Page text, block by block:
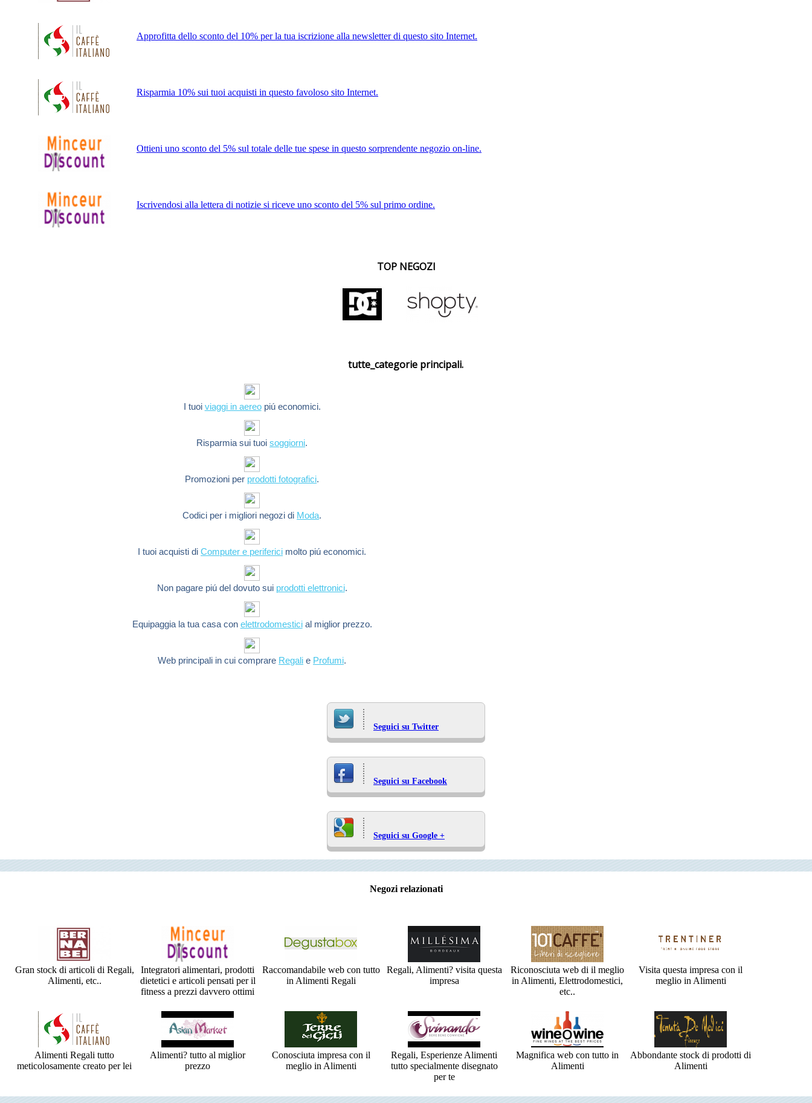
Approfitta dello sconto del 10% per la tua iscrizione alla newsletter di questo sito Internet.
Risparmia 10% sui tuoi acquisti in questo favoloso sito Internet.
Ottieni uno sconto del 5% sul totale delle tue spese in questo sorprendente negozio on-line.
Iscrivendosi alla lettera di notizie si riceve uno sconto del 5% sul primo ordine.
TOP NEGOZI
tutte_categorie principali.
I tuoi viaggi in aereopiú economici.
Risparmia sui tuoisoggiorni.
Promozioni per prodotti fotografici.
Codici per i migliori negozi di Moda.
I tuoi acquisti diComputer e periferici molto piú economici.
Non pagare piú del dovuto sui prodotti elettronici.
Equipaggia la tua casa con elettrodomesticial miglior prezzo.
Web principali in cui comprare Regali e Profumi.
Seguici su Twitter
Seguici su Facebook
Seguici su Google +
Negozi relazionati
Gran stock di articoli di Regali,
Alimenti, etc..
Integratori alimentari, prodotti
dietetici e articoli pensati per il
fitness a prezzi davvero ottimi
Raccomandabile web con tutto
in Alimenti Regali
Regali, Alimenti? visita questa
impresa
Riconosciuta web di il meglio
in Alimenti, Elettrodomestici,
etc..
Visita questa impresa con il
meglio in Alimenti
Alimenti Regali tutto
meticolosamente creato per lei
Alimenti? tutto al miglior
prezzo
Conosciuta impresa con il
meglio in Alimenti
Regali, Esperienze Alimenti
tutto specialmente disegnato
per te
Magnifica web con tutto in
Alimenti
Abbondante stock di prodotti di
Alimenti